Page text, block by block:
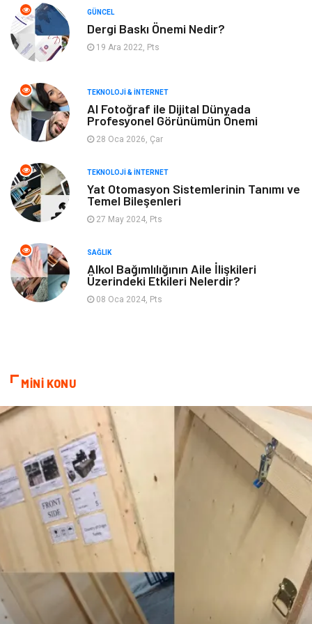
Plaka Tanıma Sistemleri Hediyelik Eşya
Tarım & Hayvancılık Moda
GÜNCEL
Dergi Baskı Önemi Nedir?
19 Ara 2022, Pts
TEKNOLOJI & İNTERNET
AI Fotoğraf ile Dijital Dünyada
Profesyonel Görünümün Önemi
28 Oca 2026, Çar
TEKNOLOJI & İNTERNET
Yat Otomasyon Sistemlerinin Tanımı ve
Temel Bileşenleri
27 May 2024, Pts
SAĞLIK
Alkol Bağımlılığının Aile İlişkileri
Üzerindeki Etkileri Nelerdir?
08 Oca 2024, Pts
MİNİ KONU